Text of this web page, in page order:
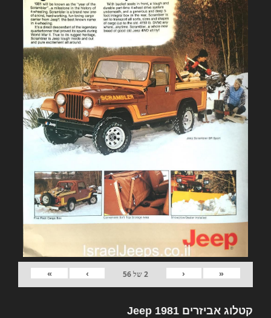
«
‹
2של56
›
»
קטלוג אביזרים 1981 Jeep